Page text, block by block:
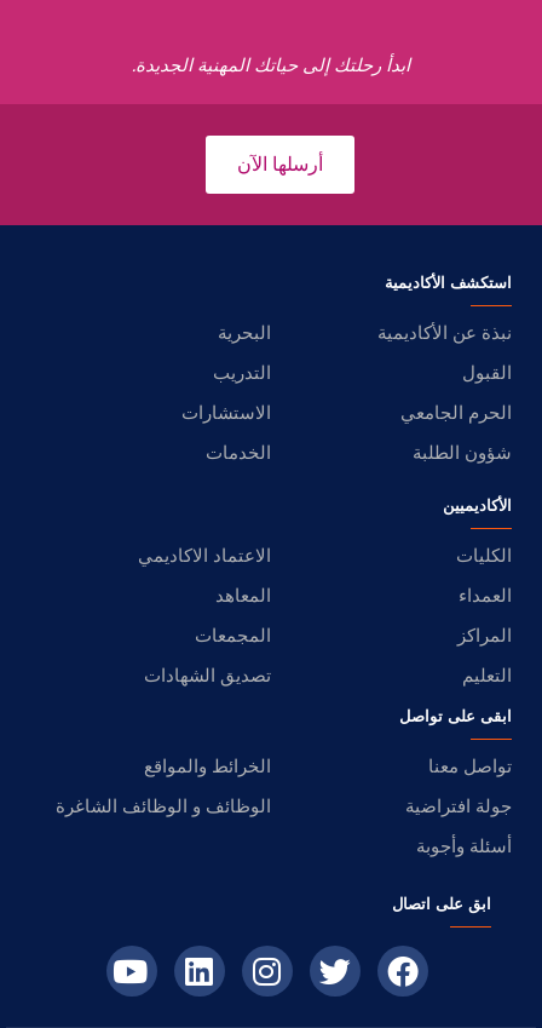
ابدأ رحلتك إلى حياتك المهنية الجديدة.
أرسلها الآن
استكشف الأكاديمية
نبذة عن الأكاديمية
البحرية
القبول
التدريب
الحرم الجامعي
الاستشارات
شؤون الطلبة
الخدمات
الأكاديميين
الكليات
الاعتماد الاكاديمي
العمداء
المعاهد
المراكز
المجمعات
التعليم
تصديق الشهادات
ابقى على تواصل
تواصل معنا
الخرائط والمواقع
جولة افتراضية
الوظائف و الوظائف الشاغرة
أسئلة وأجوبة
ابق على اتصال